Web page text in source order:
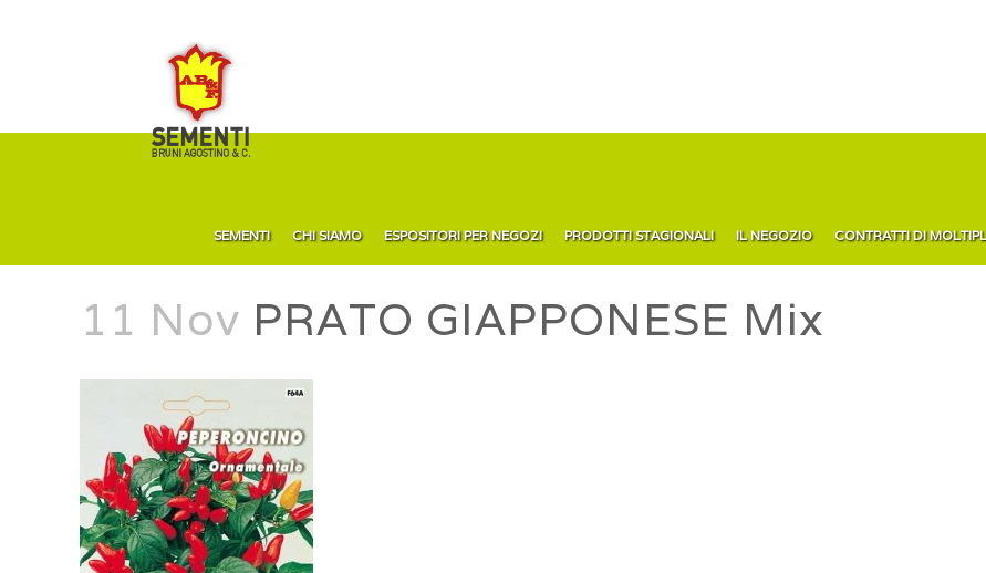
SEMENTI CHI SIAMO ESPOSITORI PER NEGOZI PRODOTTI STAGIONALI IL NEGOZIO CONTRATTI DI
11 Nov PRATO GIAPPONESE Mix